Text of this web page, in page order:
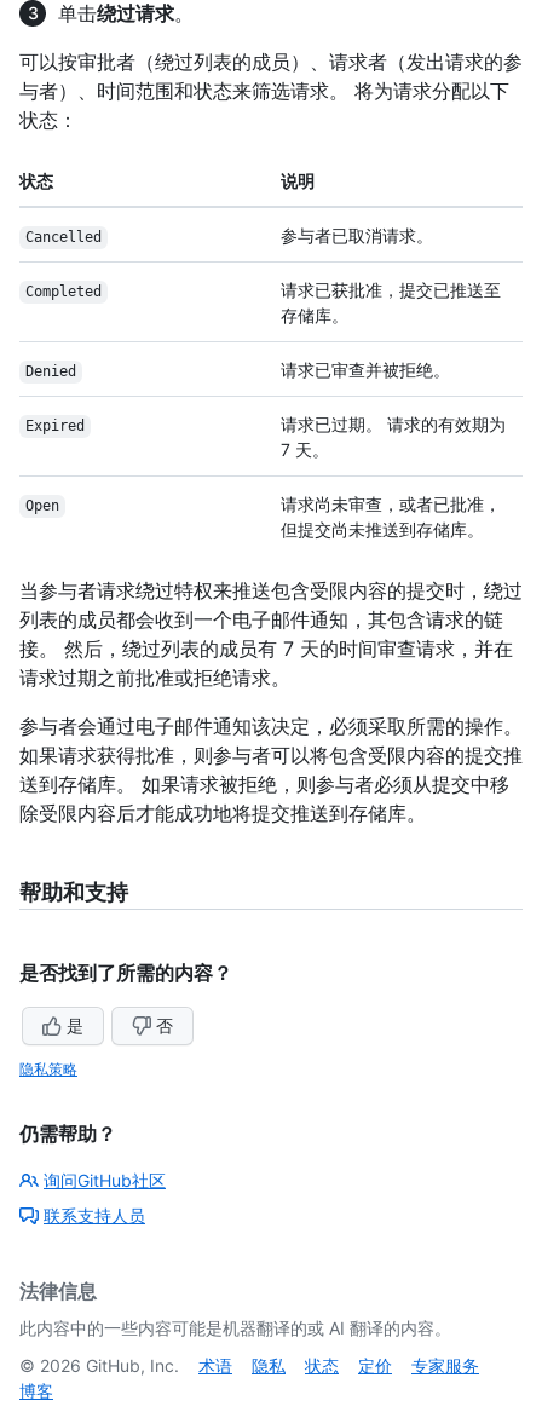
单击绕过请求。
可以按审批者（绕过列表的成员）、请求者（发出请求的参
与者）、时间范围和状态来筛选请求。 将为请求分配以下
状态：
状态 说明
Cancelled 参与者已取消请求。
Completed
请求已获批准，提交已推送至
存储库。
Denied 请求已审查并被拒绝。
Expired
请求已过期。 请求的有效期为
7 天。
Open
请求尚未审查，或者已批准，
但提交尚未推送到存储库。
当参与者请求绕过特权来推送包含受限内容的提交时，绕过
列表的成员都会收到一个电子邮件通知，其包含请求的链
接。 然后，绕过列表的成员有 7 天的时间审查请求，并在
请求过期之前批准或拒绝请求。
参与者会通过电子邮件通知该决定，必须采取所需的操作。
如果请求获得批准，则参与者可以将包含受限内容的提交推
送到存储库。 如果请求被拒绝，则参与者必须从提交中移
除受限内容后才能成功地将提交推送到存储库。
帮助和支持
是否找到了所需的内容？
是 否
隐私策略
仍需帮助？
询问GitHub社区
联系支持人员
法律信息
此内容中的一些内容可能是机器翻译的或 AI 翻译的内容。
© 2026 GitHub, Inc. 术语 隐私 状态 定价
专家服务
博客